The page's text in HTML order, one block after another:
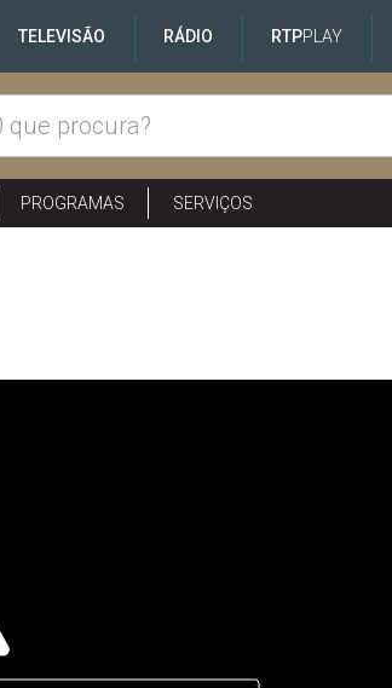
TELEVISÃO RÁDIO RTPPLAY
PROGRAMAS SERVIÇOS